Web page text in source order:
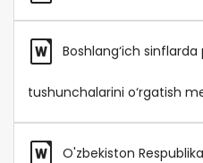
Boshlang‘ich
tushunchalarini o‘rgatish
O'zbekiston